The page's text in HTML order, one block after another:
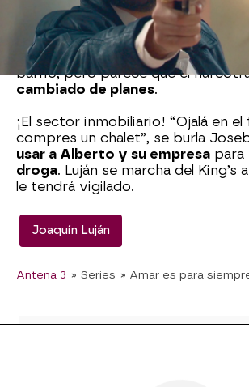
“Si lo han hecho una vez, pueden
segunda”, le avisa Joseba, con
desafiantehacia el comisario. Éste
que no dejará queJosebameta su
barrio, pero parece que el
cambiado de planes.
¡El sector inmobiliario! “Ojalá en
compres un chalet”, se burla
usar a Alberto y su empresa para
droga. Luján se marcha del King’s
le tendrá vigilado.
Joaquín Luján
Antena 3 » Series » Amar es para